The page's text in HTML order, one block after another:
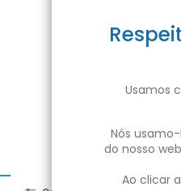
Usamos
Nós
do nosso
Ao clicar